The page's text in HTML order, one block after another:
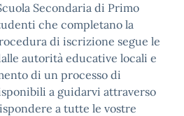
Secondaria di Primo
che completano la
di iscrizione segue le
autorità educative locali e
di un processo di
a guidarvi attraverso
a tutte le vostre